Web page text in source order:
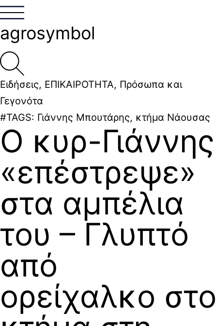
agrosymbol
Ειδήσεις, ΕΠΙΚΑΙΡΟΤΗΤΑ, Πρόσωπα και
Γεγονότα
#TAGS: Γιάννης Μπουτάρης, κτήμα Νάουσας
Ο κυρ-Γιάννης
«επέστρεψε»
στα αμπέλια
του – Γλυπτό
από
ορείχαλκο στο